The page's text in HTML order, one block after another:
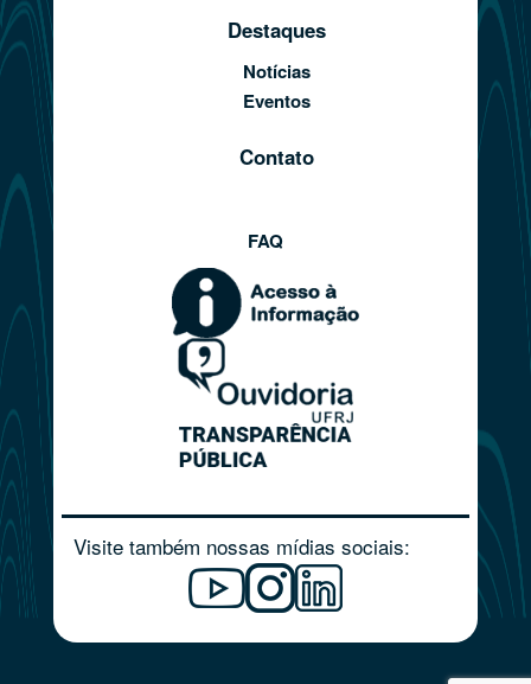
Destaques
Notícias
Eventos
Contato
FAQ
Visite também nossas mídias sociais: